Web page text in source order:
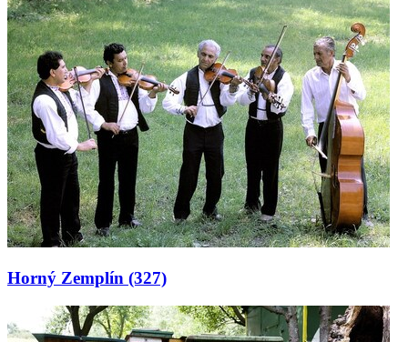
Horný Zemplín (327)